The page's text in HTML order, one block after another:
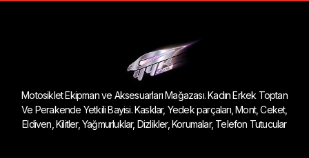
Motosiklet Ekipman ve Aksesuarları Mağazası. Kadın Erkek Toptan
Ve Perakende Yetkili Bayisi. Kasklar, Yedek parçaları, Mont, Ceket,
Eldiven, Kilitler, Yağmurluklar, Dizlikler, Korumalar, Telefon Tutucular